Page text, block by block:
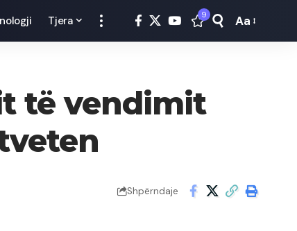
Tjera 9
Font
Aa
të vendimit
Shpërndaje